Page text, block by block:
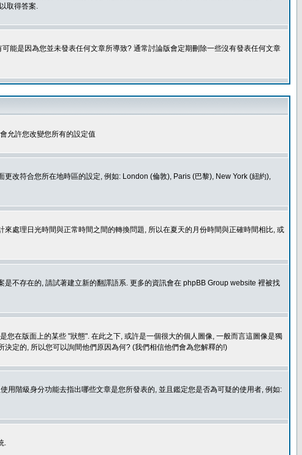
取得答案.
能是因為您並未發表任何文章所導致? 通常討論版會定期刪除一些沒有發表任何文章
允許您改變您所有的設定值
改符合您所在地時區的設定, 例如: London (倫敦), Paris (巴黎), New York (紐約),
處理日光時間與正常時間之間的轉換問題, 所以在夏天的月份時間與正確時間相比, 或
不存在的, 請試著建立新的翻譯語系. 更多的資訊會在 phpBB Group website 裡被找
在版面上的某些 "狀態". 在此之下, 或許是一個很大的個人圖像, 一般而言這圖像是獨
定的, 所以您可以詢間他們原因為何? (我們相信他們會為您解釋的!)
階級身分功能去指出哪些文章是您所發表的, 並且鑑定您是否為可疑的使用者, 例如:
.